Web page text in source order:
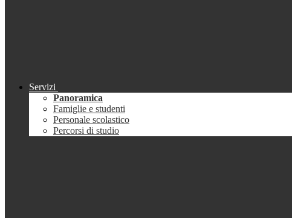
Servizi
Panoramica
Famiglie e studenti
Personale scolastico
Percorsi di studio